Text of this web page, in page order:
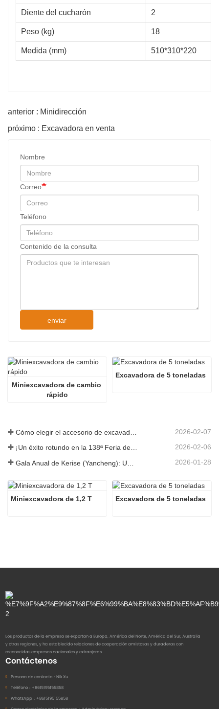
Diente del cucharón 2
Peso (kg) 18
Medida (mm) 510*310*220
anterior : Minidirección
próximo : Excavadora en venta
Nombre
Correo
Teléfono
Contenido de la consulta
enviar
Miniexcavadora de cambio
rápido
Excavadora de 5 toneladas
2026-02-07
¡Un éxito rotundo en la 138ª Feria de Cantón! 2026-02-06
2026-01-28
Miniexcavadora de 1,2 T Excavadora de 5 toneladas
Los productos de la empresa se exportan a Europa, América del Norte, América del Sur, Australia
y otras regiones, y ha establecido relaciones de cooperación amistosas y duraderas con
reconocidas empresas nacionales y extranjeras.
Contáctenos
Persona de contacto： Nik Xu
Teléfono： +8615195155858
WhatsApp： +8615195155858